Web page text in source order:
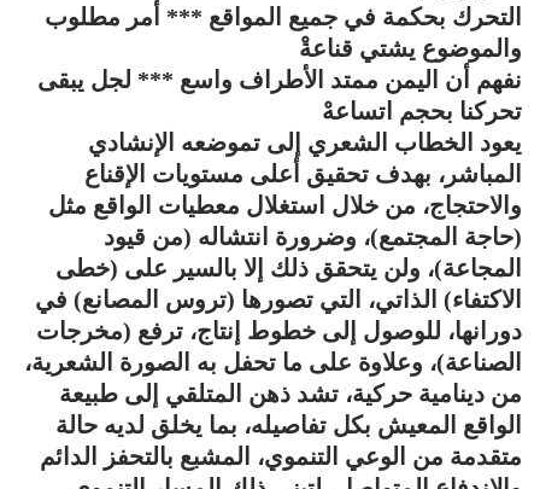
التحرك بحكمة في جميع المواقع *** أمر مطلوب
والموضوع يشتي قناعةْ
نفهم أن اليمن ممتد الأطراف واسع *** لجل يبقى
تحركنا بحجم اتساعهْ
يعود الخطاب الشعري إلى تموضعه الإنشادي
المباشر، بهدف تحقيق أعلى مستويات الإقناع
والاحتجاج، من خلال استغلال معطيات الواقع مثل
(حاجة المجتمع)، وضرورة انتشاله (من قيود
المجاعة)، ولن يتحقق ذلك إلا بالسير على (خطى
الاكتفاء) الذاتي، التي تصورها (تروس المصانع) في
دورانها، للوصول إلى خطوط إنتاج، ترفع (مخرجات
الصناعة)، وعلاوة على ما تحفل به الصورة الشعرية،
من دينامية حركية، تشد ذهن المتلقي إلى طبيعة
الواقع المعيش بكل تفاصيله، بما يخلق لديه حالة
متقدمة من الوعي التنموي، المشبع بالتحفز الدائم